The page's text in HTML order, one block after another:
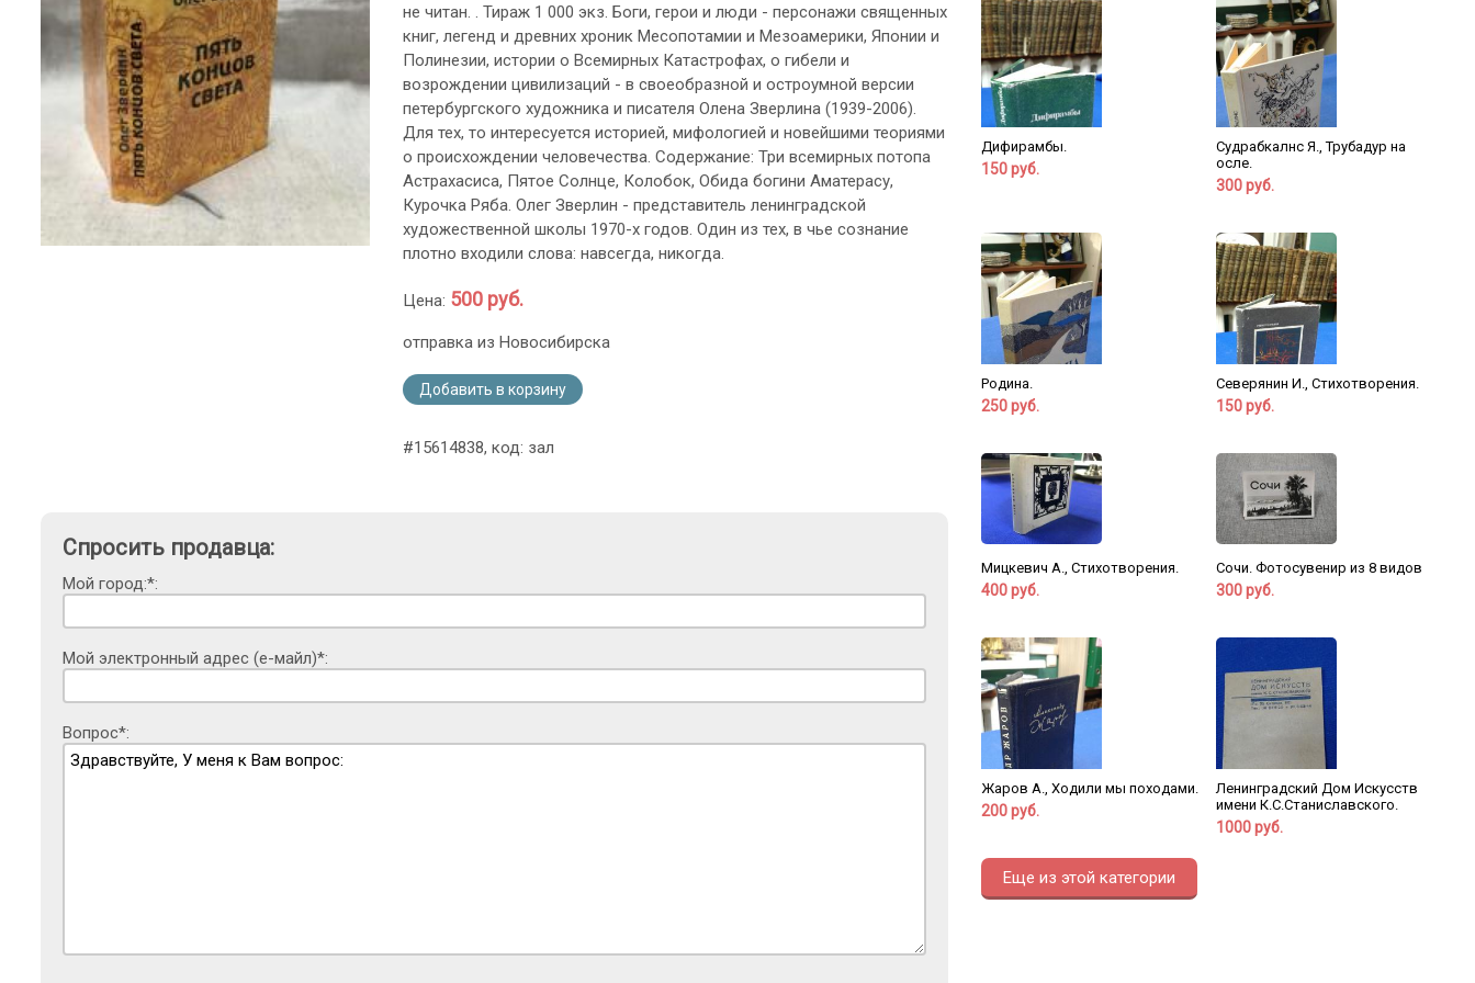
не читан. . Тираж 1 000 экз. Боги, герои и люди - персонажи священных
книг, легенд и древних хроник Месопотамии и Мезоамерики, Японии и
Полинезии, истории о Всемирных Катастрофах, о гибели и
возрождении цивилизаций - в своеобразной и остроумной версии
петербургского художника и писателя Олена Зверлина (1939-2006).
Для тех, то интересуется историей, мифологией и новейшими теориями
о происхождении человечества. Содержание: Три всемирных потопа
Астрахасиса, Пятое Солнце, Колобок, Обида богини Аматерасу,
Курочка Ряба. Олег Зверлин - представитель ленинградской
художественной школы 1970-х годов. Один из тех, в чье сознание
плотно входили слова: навсегда, никогда.
Цена: 500 руб.
отправка из Новосибирска
Добавить в корзину
#15614838, код: зал
Спросить продавца:
Мой город:*:
Мой электронный адрес (е-майл)*:
Вопрос*:
Дифирамбы.
150 руб.
Судрабкалнс Я., Трубадур на
осле.
300 руб.
Родина.
250 руб.
Северянин И., Стихотворения.
150 руб.
Мицкевич А., Стихотворения.
400 руб.
Сочи. Фотосувенир из 8 видов
300 руб.
Жаров А., Ходили мы походами.
200 руб.
Ленинградский Дом Искусств
имени К.С.Станиславского.
1000 руб.
Еще из этой категории